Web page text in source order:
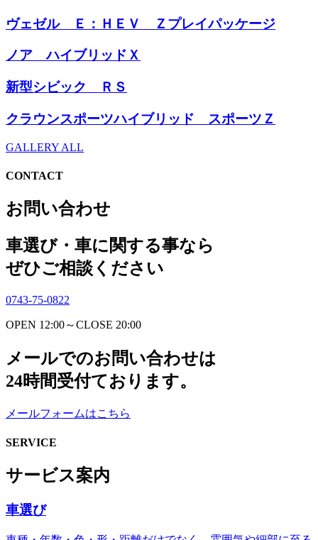
ヴェゼル Ｅ：ＨＥＶ Ｚプレイパッケージ
ノア ハイブリッドＸ
新型シビック ＲＳ
クラウンスポーツハイブリッド スポーツＺ
GALLERY ALL
CONTACT
お問い合わせ
車選び・車に関する事なら
ぜひご相談ください
0743-75-0822
OPEN 12:00～CLOSE 20:00
メールでのお問い合わせは
24時間受付ております。
メールフォームはこちら
SERVICE
サービス案内
車選び